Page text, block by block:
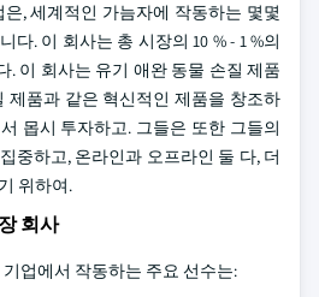
, 세계적인 가늠자에 작동하는 몇몇
다. 이 회사는 총 시장의 10 % - 1 %의
. 이 회사는 유기 애완 동물 손질 제품
제품과 같은 혁신적인 제품을 창조하
몹시 투자하고. 그들은 또한 그들의
중하고, 온라인과 오프라인 둘 다, 더
위하여.
회사
업에서 작동하는 주요 선수는: